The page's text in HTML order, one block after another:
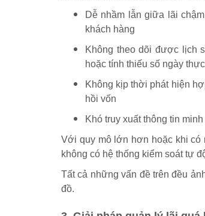
Dễ nhầm lẫn giữa lãi
khách hàng
Không theo dõi được lịch
hoặc tính thiếu số ngày
Không kịp thời phát hiện
hồi vốn
Khó truy xuất thông tin
Với quy mô lớn hơn hoặc khi có
không có hệ thống kiểm soát tự
Tất cả những vấn đề trên đều
đồ.